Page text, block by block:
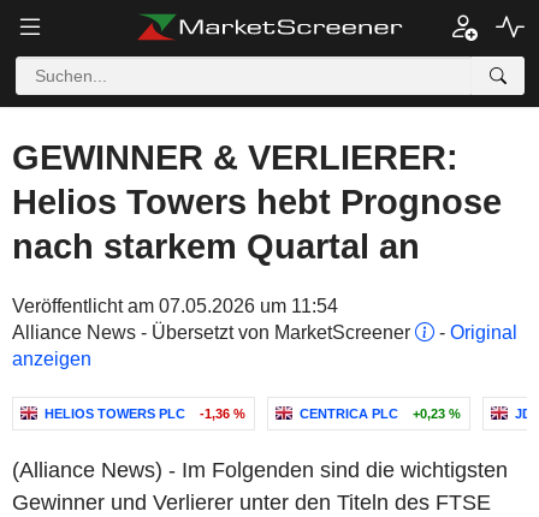
GEWINNER & VERLIERER:
Helios Towers hebt Prognose
nach starkem Quartal an
Veröffentlicht am 07.05.2026 um 11:54
Alliance News - Übersetzt von MarketScreener
- Original
anzeigen
HELIOS TOWERS PLC -1,36 % CENTRICA PLC +0,23 % JD
(Alliance News) - Im Folgenden sind die wichtigsten
Gewinner und Verlierer unter den Titeln des FTSE